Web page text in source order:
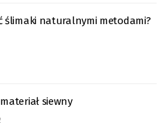
ślimaki naturalnymi metodami?
siewny